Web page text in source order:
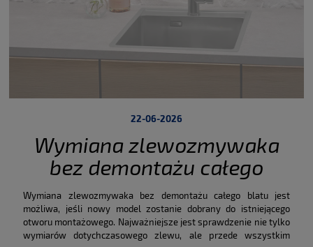
Wymiana zlewozmywaka
bez demontażu całego
blatu. Jak dobrać nowy
zlew do istniejącego
otworu?
22-06-2026
Wymiana zlewozmywaka bez demontażu całego blatu jest
możliwa, jeśli nowy model zostanie dobrany do istniejącego
otworu montażowego. Najważniejsze jest sprawdzenie nie tylko
wymiarów dotychczasowego zlewu, ale przede wszystkim